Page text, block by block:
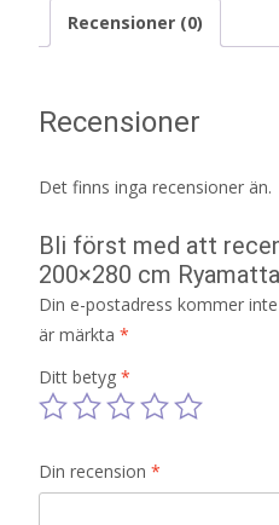
Recensioner (0)
Recensioner
Det finns inga recensioner än.
Bli först med att
200×280 cm
Din e-postadress kommer
är märkta *
Ditt betyg *
Din recension *